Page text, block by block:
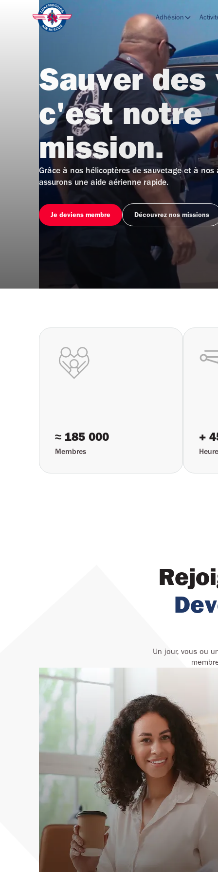
Adhésion
Sauver des
c'est notre
mission.
Grâce à nos hélicoptères de sauvetage et à
assurons une aide aérienne rapide.
Je deviens membre Découvrez nos missions
≈ 185 000
Membres
+
Un jour, vous ou